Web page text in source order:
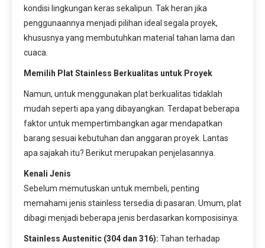
kondisi lingkungan keras sekalipun. Tak heran jika
penggunaannya menjadi pilihan ideal segala proyek,
khususnya yang membutuhkan material tahan lama dan
cuaca.
Memilih Plat Stainless Berkualitas untuk Proyek
Namun, untuk menggunakan plat berkualitas tidaklah
mudah seperti apa yang dibayangkan. Terdapat beberapa
faktor untuk mempertimbangkan agar mendapatkan
barang sesuai kebutuhan dan anggaran proyek. Lantas
apa sajakah itu? Berikut merupakan penjelasannya.
Kenali Jenis
Sebelum memutuskan untuk membeli, penting
memahami jenis stainless tersedia di pasaran. Umum, plat
dibagi menjadi beberapa jenis berdasarkan komposisinya:
Stainless Austenitic (304 dan 316): Tahan terhadap